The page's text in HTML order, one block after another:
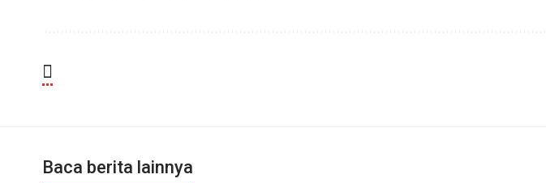
Baca berita lainnya